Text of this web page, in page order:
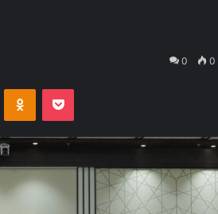
0 0
Odnoklassniki
Pocket